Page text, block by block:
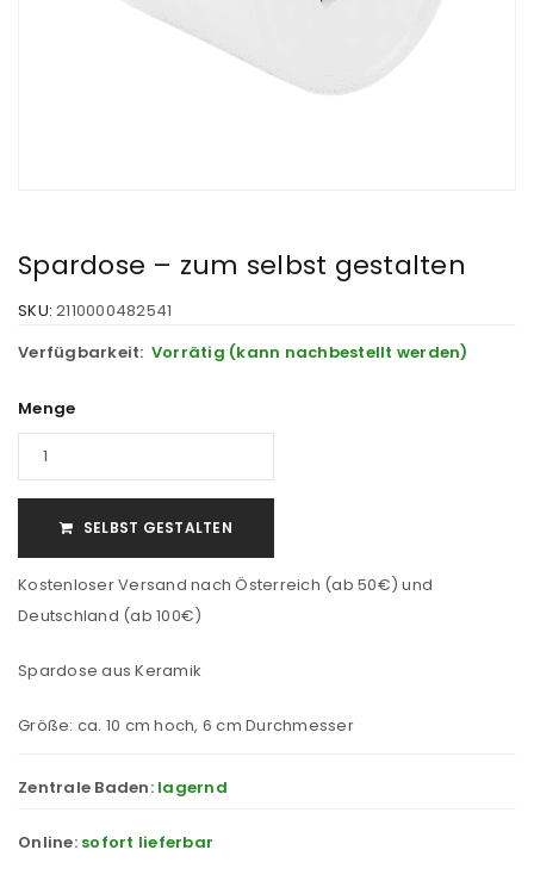
Spardose – zum selbst gestalten
SKU: 2110000482541
Verfügbarkeit: Vorrätig (kann nachbestellt werden)
Menge
SELBST GESTALTEN
Kostenloser Versand nach Österreich (ab 50€) und
Deutschland (ab 100€)
Spardose aus Keramik
Größe: ca. 10 cm hoch, 6 cm Durchmesser
Zentrale Baden: lagernd
Online: sofort lieferbar